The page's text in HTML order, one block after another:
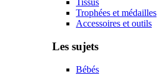
Tissus
Trophées et médailles
Accessoires et outils
Les sujets
Bébés